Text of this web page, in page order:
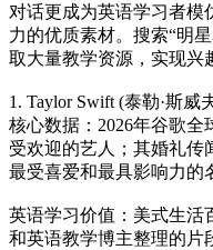
对话更成为英语学习者模
力的优质素材。搜索“明
取大量教学资源，实现兴
1. Taylor Swift (泰勒·斯威
核心数据：2026年谷歌全
受欢迎的艺人；其婚礼传
最受喜爱和最具影响力的
英语学习价值：美式生活
和英语教学博主整理的片